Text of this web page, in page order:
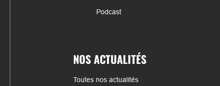
Podcast
NOS ACTUALITÉS
Toutes nos actualités